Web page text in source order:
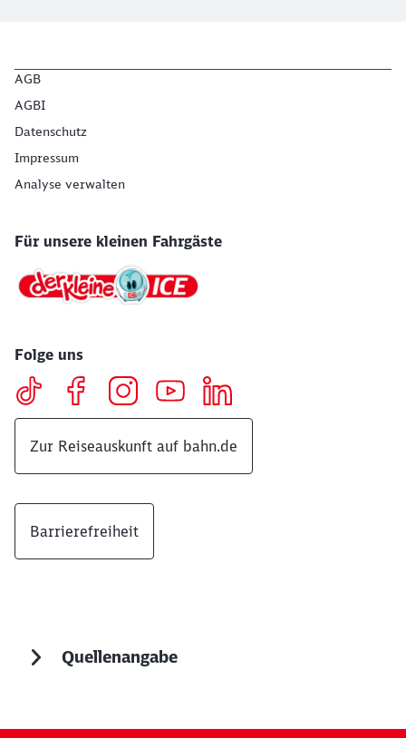
AGB
AGBI
Datenschutz
Impressum
Analyse verwalten
Für unsere kleinen Fahrgäste
Folge uns
Zur Reiseauskunft auf bahn.de
Barrierefreiheit
Quellenangabe